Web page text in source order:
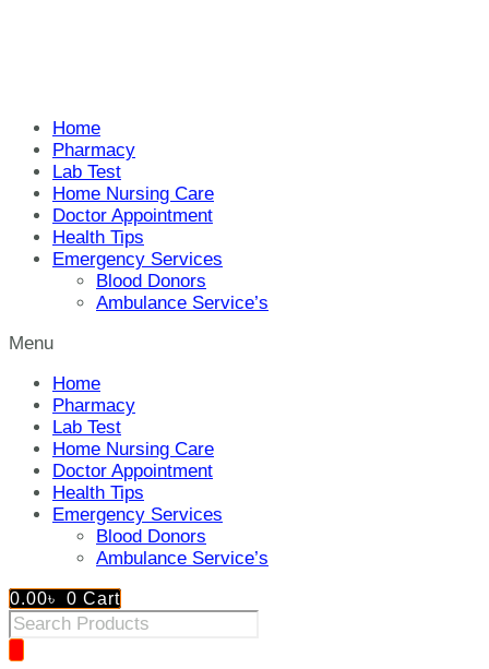
Home
Pharmacy
Lab Test
Home Nursing Care
Doctor Appointment
Health Tips
Emergency Services
Blood Donors
Ambulance Service’s
Menu
Home
Pharmacy
Lab Test
Home Nursing Care
Doctor Appointment
Health Tips
Emergency Services
Blood Donors
Ambulance Service’s
0.00৳ 0 Cart
Products
search